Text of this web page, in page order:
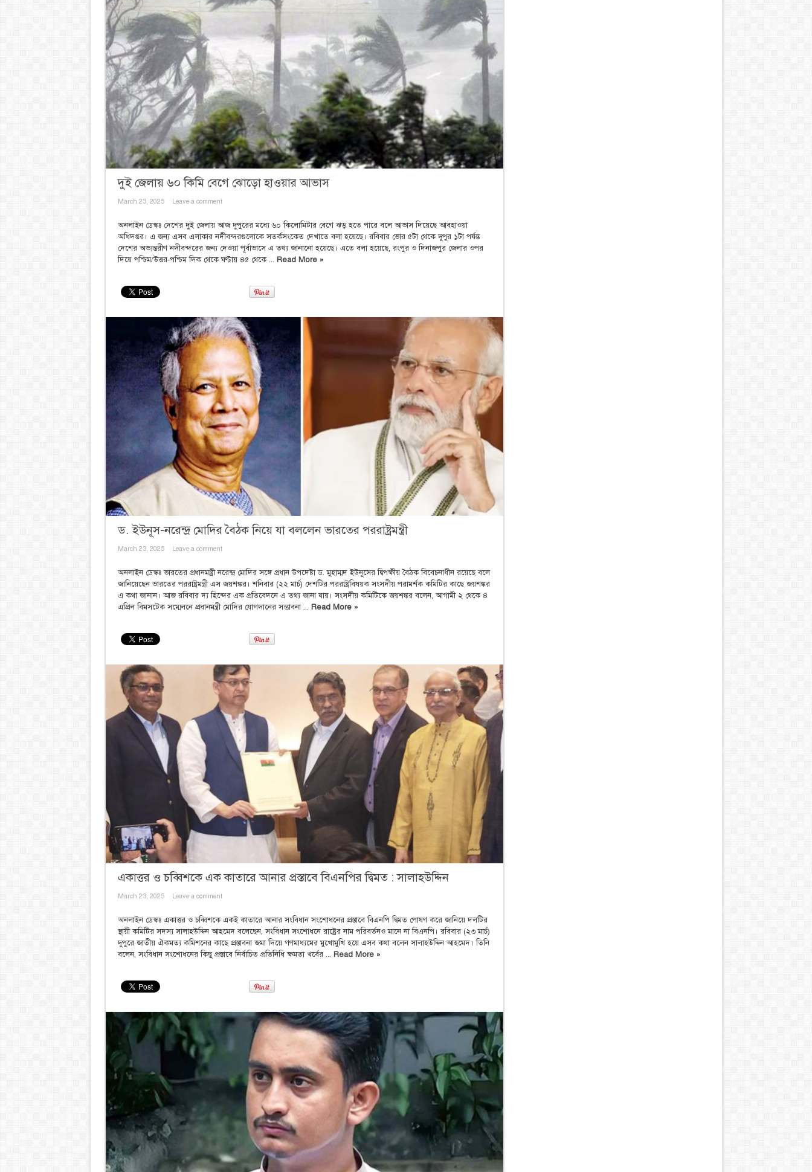
দুই জেলায় ৬০ কিমি বেগে ঝোড়ো হাওয়ার আভাস
March 23, 2025 Leave a comment
অনলাইন ডেস্কঃ দেশের দুই জেলায় আজ দুপুরের মধ্যে ৬০ কিলোমিটার বেগে ঝড় হতে পারে বলে আভাস দিয়েছে আবহাওয়া
অধিদপ্তর। এ জন্য এসব এলাকার নদীবন্দরগুলোকে সতর্কসংকেত দেখাতে বলা হয়েছে। রবিবার ভোর ৫টা থেকে দুপুর ১টা পর্যন্ত
দেশের অভ্যন্তরীণ নদীবন্দরের জন্য দেওয়া পূর্বাভাসে এ তথ্য জানানো হয়েছে। এতে বলা হয়েছে, রংপুর ও দিনাজপুর জেলার ওপর
দিয়ে পশ্চিম/উত্তর-পশ্চিম দিক থেকে ঘণ্টায় ৪৫ থেকে ... Read More »
ড. ইউনূস-নরেন্দ্র মোদির বৈঠক নিয়ে যা বললেন ভারতের পররাষ্ট্রমন্ত্রী
March 23, 2025 Leave a comment
অনলাইন ডেস্কঃ ভারতের প্রধানমন্ত্রী নরেন্দ্র মোদির সঙ্গে প্রধান উপদেষ্টা ড. মুহাম্মদ ইউনূসের দ্বিপক্ষীয় বৈঠক বিবেচনাধীন রয়েছে বলে
জানিয়েছেন ভারতের পররাষ্ট্রমন্ত্রী এস জয়শঙ্কর। শনিবার (২২ মার্চ) দেশটির পররাষ্ট্রবিষয়ক সংসদীয় পরামর্শক কমিটির কাছে জয়শঙ্কর
এ কথা জানান। আজ রবিবার দ্য হিন্দের এক প্রতিবেদনে এ তথ্য জানা যায়। সংসদীয় কমিটিকে জয়শঙ্কর বলেন, আগামী ২ থেকে ৪
এপ্রিল বিমসটেক সম্মেলনে প্রধানমন্ত্রী মোদির যোগদানের সম্ভাবনা ... Read More »
একাত্তর ও চব্বিশকে এক কাতারে আনার প্রস্তাবে বিএনপির দ্বিমত : সালাহউদ্দিন
March 23, 2025 Leave a comment
অনলাইন ডেস্কঃ একাত্তর ও চব্বিশকে একই কাতারে আনার সংবিধান সংশোধনের প্রস্তাবে বিএনপি দ্বিমত পোষণ করে জানিয়ে দলটির
স্থায়ী কমিটির সদস্য সালাহউদ্দিন আহমেদ বলেছেন, সংবিধান সংশোধনে রাষ্ট্রের নাম পরিবর্তনও মানে না বিএনপি। রবিবার (২৩ মার্চ)
দুপুরে জাতীয় ঐকমত্য কমিশনের কাছে প্রস্তাবনা জমা দিয়ে গণমাধ্যমের মুখোমুখি হয়ে এসব কথা বলেন সালাহউদ্দিন আহমেদ। তিনি
বলেন, সংবিধান সংশোধনের কিছু প্রস্তাবে নির্বাচিত প্রতিনিধি ক্ষমতা খর্বের ... Read More »